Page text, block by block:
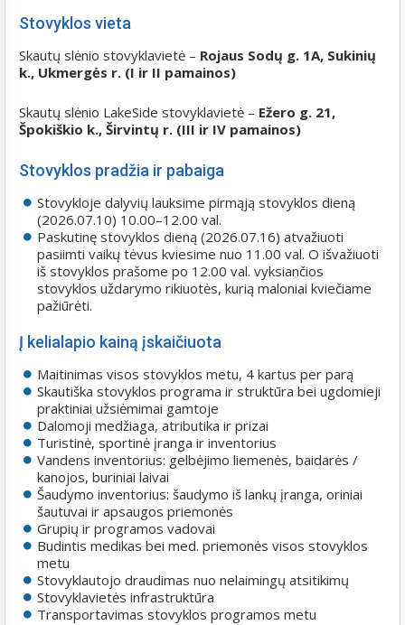
Stovyklos vieta
Skautų slėnio stovyklavietė – Rojaus Sodų g. 1A, Sukinių
k., Ukmergės r. (I ir II pamainos)
Skautų slėnio LakeSide stovyklavietė – Ežero g. 21,
Špokiškio k., Širvintų r. (III ir IV pamainos)
Stovyklos pradžia ir pabaiga
Stovykloje dalyvių lauksime pirmąją stovyklos dieną
(2026.07.10) 10.00–12.00 val.
Paskutinę stovyklos dieną (2026.07.16) atvažiuoti
pasiimti vaikų tėvus kviesime nuo 11.00 val. O išvažiuoti
iš stovyklos prašome po 12.00 val. vyksiančios
stovyklos uždarymo rikiuotės, kurią maloniai kviečiame
pažiūrėti.
Į kelialapio kainą įskaičiuota
Maitinimas visos stovyklos metu, 4 kartus per parą
Skautiška stovyklos programa ir struktūra bei ugdomieji
praktiniai užsiėmimai gamtoje
Dalomoji medžiaga, atributika ir prizai
Turistinė, sportinė įranga ir inventorius
Vandens inventorius: gelbėjimo liemenės, baidarės /
kanojos, buriniai laivai
Šaudymo inventorius: šaudymo iš lankų įranga, oriniai
šautuvai ir apsaugos priemonės
Grupių ir programos vadovai
Budintis medikas bei med. priemonės visos stovyklos
metu
Stovyklautojo draudimas nuo nelaimingų atsitikimų
Stovyklavietės infrastruktūra
Transportavimas stovyklos programos metu